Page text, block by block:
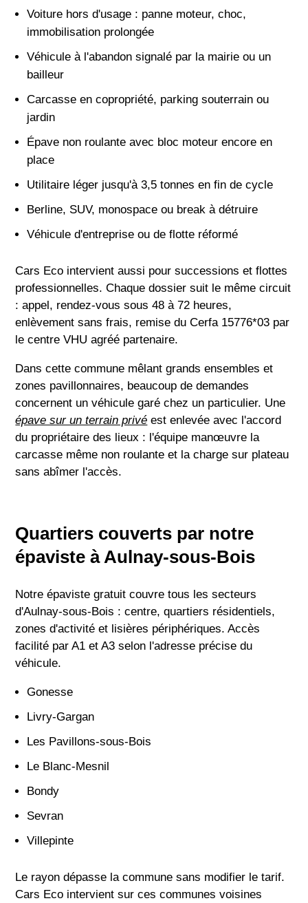
Voiture hors d'usage : panne moteur, choc,
immobilisation prolongée
Véhicule à l'abandon signalé par la mairie ou un
bailleur
Carcasse en copropriété, parking souterrain ou
jardin
Épave non roulante avec bloc moteur encore en
place
Utilitaire léger jusqu'à 3,5 tonnes en fin de cycle
Berline, SUV, monospace ou break à détruire
Véhicule d'entreprise ou de flotte réformé
Cars Eco intervient aussi pour successions et flottes
professionnelles. Chaque dossier suit le même circuit
: appel, rendez-vous sous 48 à 72 heures,
enlèvement sans frais, remise du Cerfa 15776*03 par
le centre VHU agréé partenaire.
Dans cette commune mêlant grands ensembles et
zones pavillonnaires, beaucoup de demandes
concernent un véhicule garé chez un particulier. Une
épave sur un terrain privé est enlevée avec l'accord
du propriétaire des lieux : l'équipe manœuvre la
carcasse même non roulante et la charge sur plateau
sans abîmer l'accès.
Quartiers couverts par notre
épaviste à Aulnay-sous-Bois
Notre épaviste gratuit couvre tous les secteurs
d'Aulnay-sous-Bois : centre, quartiers résidentiels,
zones d'activité et lisières périphériques. Accès
facilité par A1 et A3 selon l'adresse précise du
véhicule.
Gonesse
Livry-Gargan
Les Pavillons-sous-Bois
Le Blanc-Mesnil
Bondy
Sevran
Villepinte
Le rayon dépasse la commune sans modifier le tarif.
Cars Eco intervient sur ces communes voisines